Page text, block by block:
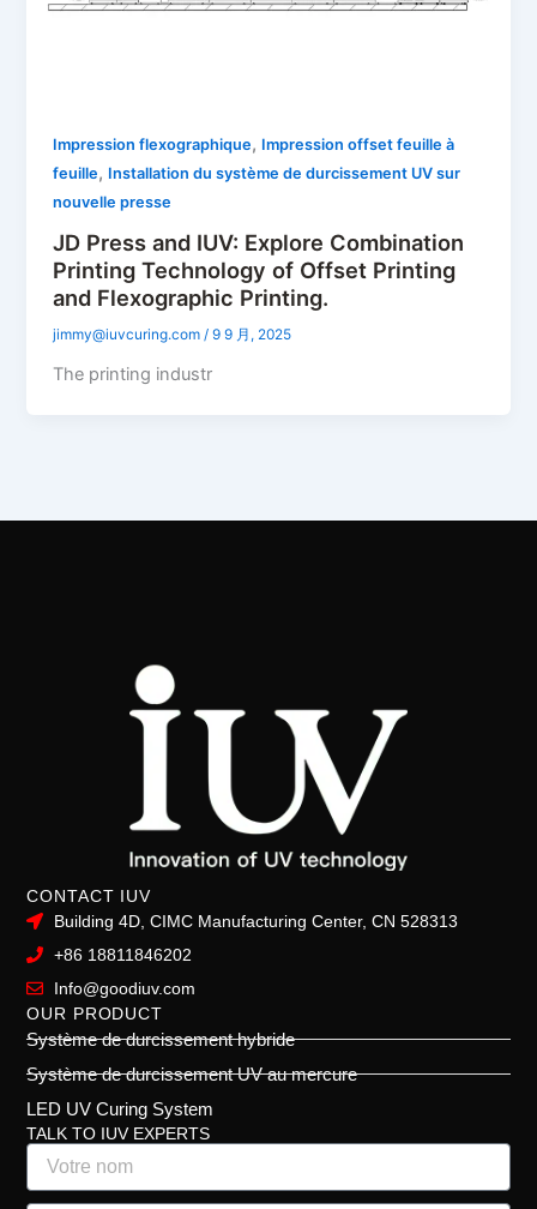
Impression flexographique, Impression offset feuille à
feuille, Installation du système de durcissement UV sur
nouvelle presse
JD Press and IUV: Explore Combination
Printing Technology of Offset Printing
and Flexographic Printing.
jimmy@iuvcuring.com/9 9 月, 2025
The printing industr
CONTACT IUV
Building 4D, CIMC Manufacturing Center, CN 528313
+86 18811846202
Info@goodiuv.com
OUR PRODUCT
Système de durcissement hybride
Système de durcissement UV au mercure
LED UV Curing System
TALK TO IUV EXPERTS